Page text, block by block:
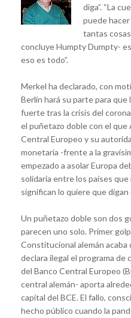
diga”. “La
puede
tantas
concluye Humpty Dumpty-
eso es todo”.
Merkel ha declarado, con
Berlín hará su parte para que
fuerte tras la crisis del
el puñetazo doble con el que
Central Europeo y su
monetaria -frente a la
empezado a asolar Europa
solidaria entre los países que
significan lo quiere que
Un puñetazo doble son dos
parecen uno solo. Primer
Constitucional alemán
declara ilegal el programa de
del Banco Central Europeo
central alemán- aporta
capital del BCE. El fallo,
hecho público cuando la